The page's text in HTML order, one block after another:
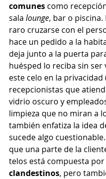
comunes como
sala lounge, bar o piscina.
raro cruzarse con el
hace un pedido a la
deja junto a la puerta
huésped lo reciba sin ser
este celo en la privacidad
recepcionistas que
vidrio oscuro y
limpieza que no miran a
también enfatiza la idea
sucede algo
que una parte de la
telos está compuesta por
clandestinos, pero